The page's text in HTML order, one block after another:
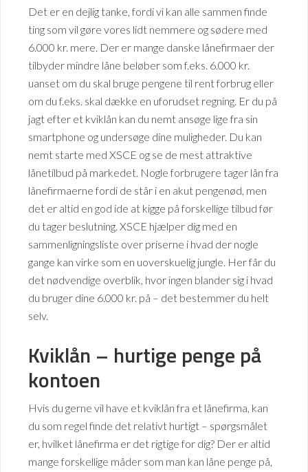
Det er en dejlig tanke, fordi vi kan alle sammen finde
ting som vil gøre vores lidt nemmere og sødere med
6.000 kr. mere. Der er mange danske lånefirmaer der
tilbyder mindre låne beløber som f.eks. 6.000 kr.
uanset om du skal bruge pengene til rent forbrug eller
om du f.eks. skal dække en uforudset regning. Er du på
jagt efter et kviklån kan du nemt ansøge lige fra sin
smartphone og undersøge dine muligheder. Du kan
nemt starte med XSCE og se de mest attraktive
lånetilbud på markedet. Nogle forbrugere tager lån fra
lånefirmaerne fordi de står i en akut pengenød, men
det er altid en god ide at kigge på forskellige tilbud før
du tager beslutning. XSCE hjælper dig med en
sammenligningsliste over priserne i hvad der nogle
gange kan virke som en uoverskuelig jungle. Her får du
det nødvendige overblik, hvor ingen blander sig i hvad
du bruger dine 6.000 kr. på – det bestemmer du helt
selv.
Kviklån – hurtige penge på
kontoen
Hvis du gerne vil have et kviklån fra et lånefirma, kan
du som regel finde det relativt hurtigt – spørgsmålet
er, hvilket lånefirma er det rigtige for dig? Der er altid
mange forskellige måder som man kan låne penge på,